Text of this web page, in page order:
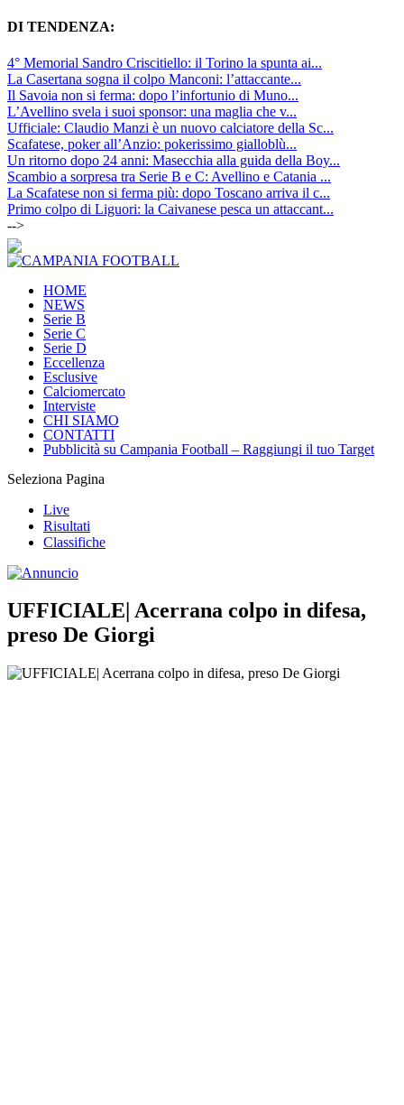
DI TENDENZA:
4° Memorial Sandro Criscitiello: il Torino la spunta ai...
La Casertana sogna il colpo Manconi: l’attaccante...
Il Savoia non si ferma: dopo l’infortunio di Muno...
L’Avellino svela i suoi sponsor: una maglia che v...
Ufficiale: Claudio Manzi è un nuovo calciatore della Sc...
Scafatese, poker all’Anzio: pokerissimo gialloblù...
Un ritorno dopo 24 anni: Masecchia alla guida della Boy...
Scambio a sorpresa tra Serie B e C: Avellino e Catania ...
La Scafatese non si ferma più: dopo Toscano arriva il c...
Primo colpo di Liguori: la Caivanese pesca un attaccant...
-->
HOME
NEWS
Serie B
Serie C
Serie D
Eccellenza
Esclusive
Calciomercato
Interviste
CHI SIAMO
CONTATTI
Pubblicità su Campania Football – Raggiungi il tuo Target
Seleziona Pagina
Live
Risultati
Classifiche
UFFICIALE| Acerrana colpo in difesa,
preso De Giorgi